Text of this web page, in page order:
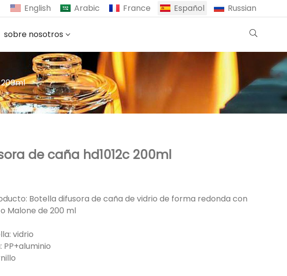
English Arabic France Español Russian
sobre nosotros
de caña hd1012c 200ml
Botella difusora de caña de vidrio de forma redonda con
Malone de 200 ml
vidrio